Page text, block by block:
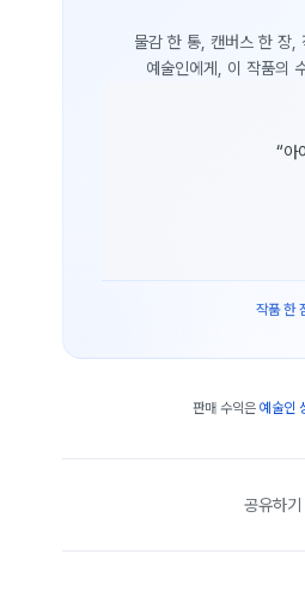
물감 한 통, 캔버스 한 장,
예술인에게, 이 작품의
“아
작품 한
판매 수익은 예술인
공유하기